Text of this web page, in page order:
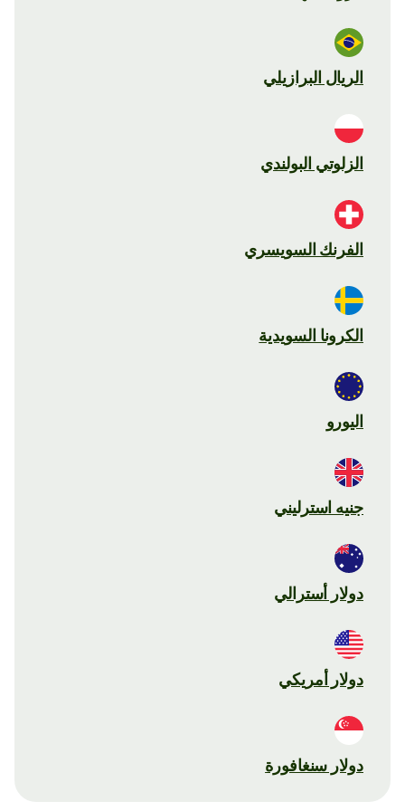
الريال البرازيلي
الزلوتي البولندي
الفرنك السويسري
الكرونا السويدية
اليورو
جنيه استرليني
دولار أسترالي
دولار أمريكي
دولار سنغافورة